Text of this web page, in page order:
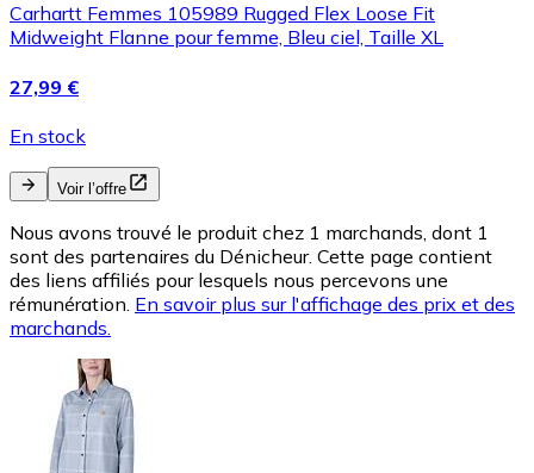
Carhartt Femmes 105989 Rugged Flex Loose Fit
Midweight Flanne pour femme, Bleu ciel, Taille XL
27,99 €
En stock
Voir l’offre
Nous avons trouvé le produit chez 1 marchands, dont 1
sont des partenaires du Dénicheur. Cette page contient
des liens affiliés pour lesquels nous percevons une
rémunération. En savoir plus sur l'affichage des prix et des
marchands.